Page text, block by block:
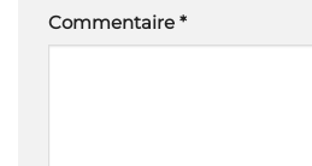
Commentaire *